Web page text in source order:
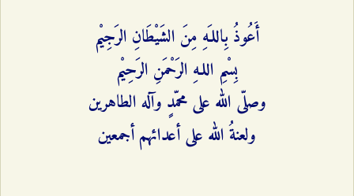
أَعُوذُ بِاللـَهِ مِنَ الشَيْطَانِ الرَجِيْم
بِسْمِ اللـهِ الرَحْمَنِ الرَحِيْم
وصلّى الله على محمّدٍ وآله الطاهرين
ولعنةُ الله على أعدائهم أجمعين